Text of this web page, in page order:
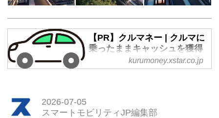
【PR】クルマネー | クルマに
乗ったままキャッシュを獲得
最短30秒で仮審査！売却代金を受
お金を手元に。
kurumoney.xstar.co.jp
2026-07-05
スマートモビリティJP編集部